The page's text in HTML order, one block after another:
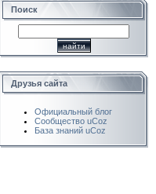
Поиск
Друзья сайта
Официальный блог
Сообщество uCoz
База знаний uCoz